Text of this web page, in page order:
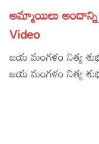
Hinduism
Lyrics in
Lyrics in Hindi
Tamil
Lyrics in Tamil
Lyrics in Tamil
Kannada
Lyrics in
అమ్మాయిలు అందాన్ని
Video
జయ మంగళం నిత్య
జయ మంగళం నిత్య